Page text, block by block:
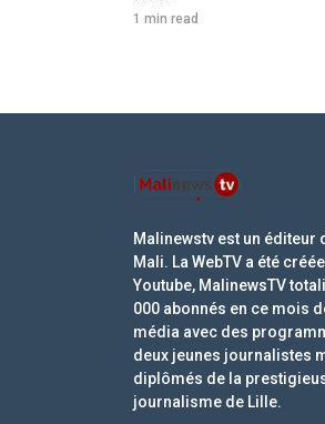
1 min read
Malinewstv est un éditeur
Mali. La WebTV a été
Youtube, MalinewsTV
000 abonnés en ce mois
média avec des
deux jeunes journalistes
diplômés de la
journalisme de Lille.